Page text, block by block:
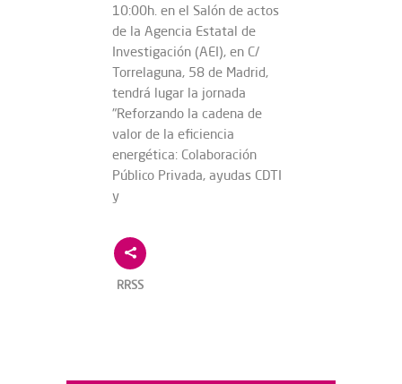
10:00h. en el Salón de actos
de la Agencia Estatal de
Investigación (AEI), en C/
Torrelaguna, 58 de Madrid,
tendrá lugar la jornada
"Reforzando la cadena de
valor de la eficiencia
energética: Colaboración
Público Privada, ayudas CDTI
y
RRSS